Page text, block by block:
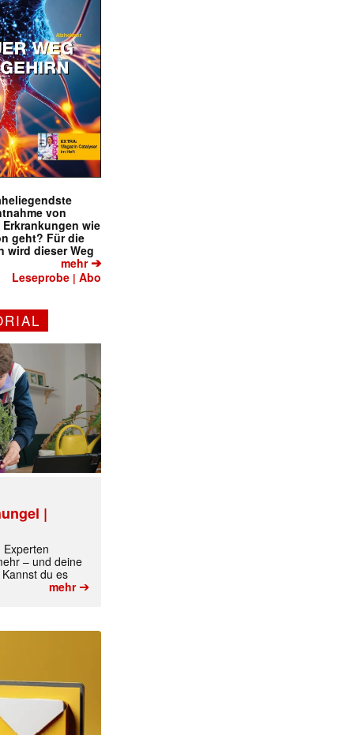
von
wie
geht? Für die
wird dieser Weg
mehr➔
Leseprobe |Abo
|
Experten
– und deine
du es
mehr➔